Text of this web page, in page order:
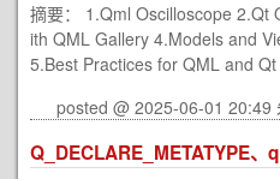
摘要： 1.Qml Oscilloscope 2.Qt
ith QML Gallery 4.Models and
5.Best Practices for QML and
posted @ 2025-06-01 20:49
Q_DECLARE_METATYPE